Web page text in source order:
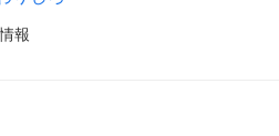
情報